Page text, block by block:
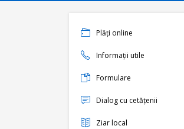
Plăți online
Informații utile
Formulare
Dialog cu cetățenii
Ziar local